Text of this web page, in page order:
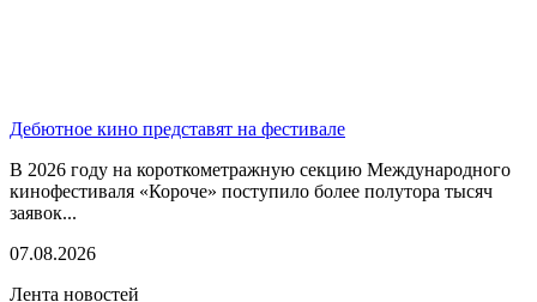
Дебютное кино представят на фестивале
В 2026 году на короткометражную секцию Международного
кинофестиваля «Короче» поступило более полутора тысяч
заявок...
07.08.2026
Лента новостей